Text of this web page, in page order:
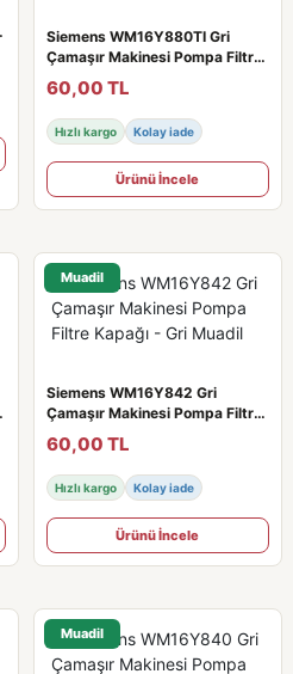
Siemens WM16Y880TI Gri
Çamaşır Makinesi Pompa Filtre
60,00 TL
Hızlı kargo Kolay iade
Ürünü İncele
Muadil
Siemens WM16Y842 Gri
Çamaşır Makinesi Pompa Filtre
60,00 TL
Hızlı kargo Kolay iade
Ürünü İncele
Muadil